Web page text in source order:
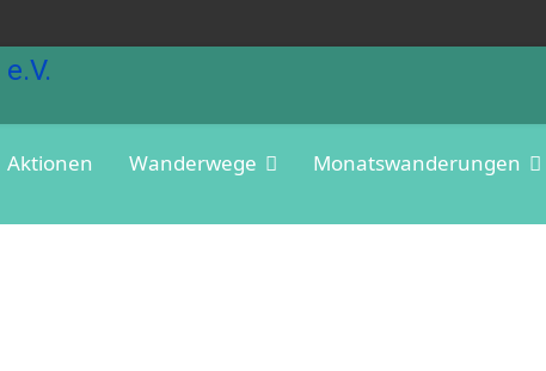
Aktionen Wanderwege Monatswanderungen